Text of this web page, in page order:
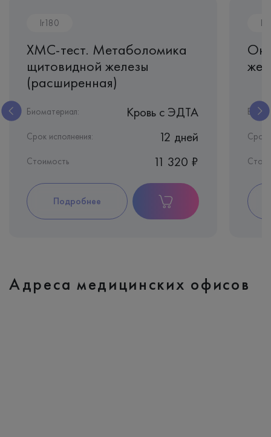
Ir180
ХМС-тест. Метаболомика
щитовидной железы
(расширенная)
Биоматериал: Кровь c ЭДТА
Срок исполнения: 12 дней
Стоимость 11 320 ₽
Подробнее
Ir6
Срок
Адреса медицинских офисов